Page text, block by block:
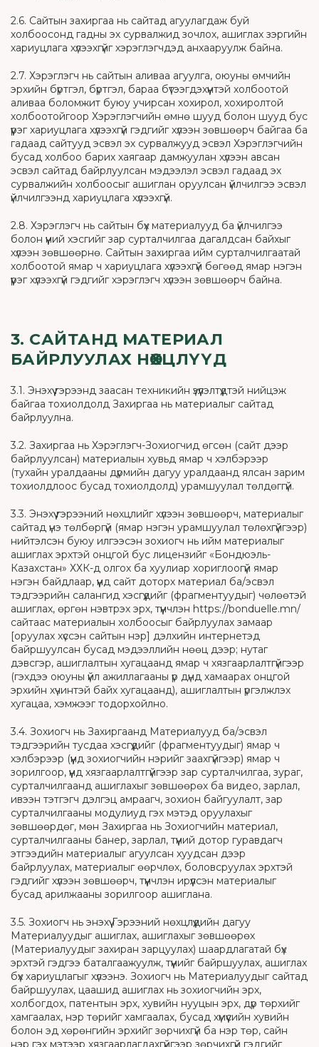
2.6. Сайтын захиргаа нь сайтад агуулагдаж буй
холбоосонд гадны эх сурвалжид зочлох, ашиглах зэргийн
хариуцлага хүлээхгүйг хэрэглэгчдэд анхааруулж байна.
2.7. Хэрэглэгч нь сайтын аливаа агуулга, оюуны өмчийн
эрхийн бүртгэл, бүртгэл, бараа бүтээгдэхүүнтэй холбоотой
аливаа боломжит буюу учирсан хохирол, хохиролтой
холбоотойгоор Хэрэглэгчийн өмнө шууд болон шууд бус
үүрэг хариуцлага хүлээхгүй гэдгийг хүлээн зөвшөөрч байгаа ба
гадаад сайтууд эсвэл эх сурвалжууд эсвэл Хэрэглэгчийн
бусад холбоо барих хаягаар дамжуулан хүлээн авсан
эсвэл сайтад байрлуулсан мэдээлэл эсвэл гадаад эх
сурвалжийн холбоосыг ашиглан оруулсан үйлчилгээ эсвэл
үйлчилгээнд хариуцлага хүлээхгүй.
2.8. Хэрэглэгч нь сайтын бүх материалууд ба үйлчилгээ
болон үүний хэсгийг зар сурталчилгаа дагалдсан байхыг
хүлээн зөвшөөрнө. Сайтын захиргаа ийм сурталчилгаатай
холбоотой ямар ч хариуцлага хүлээхгүй бөгөөд ямар нэгэн
үүрэг хүлээхгүй гэдгийг хэрэглэгч хүлээн зөвшөөрч байна.
3. САЙТАНД МАТЕРИАЛ
БАЙРЛУУЛАХ НӨХЦЛҮҮД
3.1. Энэхүү гэрээнд заасан техникийн үзүүлэлтүүдтэй нийцэж
байгаа тохиолдолд Захиргаа нь материалыг сайтад
байрлуулна.
3.2. Захиргаа нь Хэрэглэгч-Зохиогчид өгсөн (сайт дээр
байрлуулсан) материалын хувьд ямар ч хэлбэрээр
(тухайн уралдааны дүрмийн дагуу уралдаанд ялсан зарим
тохиолдлоос бусад тохиолдолд) урамшуулал төлдөггүй.
3.3. Энэхүү гэрээний нөхцлийг хүлээн зөвшөөрч, материалыг
сайтад үнэ төлбөргүй (ямар нэгэн урамшуулал төлөхгүйгээр)
нийтэлсэн буюу илгээсэн зохиогч нь ийм материалыг
ашиглах эрхтэй онцгой бус лицензийг «Бондюэль-
Казахстан» ХХК-д олгох ба хуулиар хориглоогүй ямар
нэгэн байдлаар, үүнд сайт доторх материал ба/эсвэл
тэдгээрийн салангид хэсгүүдийг (фрагментуудыг) чөлөөтэй
ашиглах, өргөн нэвтрэх эрх, түүнчлэн https://bonduelle.mn/
сайтаас материалын холбоосыг байрлуулах замаар
[оруулах хүссэн сайтын нэр] дэлхийн интернетэд
байршуулсан бусад мэдээллийн нөөц дээр; нутаг
дэвсгэр, ашиглалтын хугацаанд ямар ч хязгаарлалтгүйгээр
(гэхдээ оюуны үйл ажиллагааны үр дүнд хамаарах онцгой
эрхийн хүчинтэй байх хугацаанд), ашиглалтын үргэлжлэх
хугацаа, хэмжээг тодорхойлно.
3.4. Зохиогч нь Захиргаанд Материалууд ба/эсвэл
тэдгээрийн тусдаа хэсгүүдийг (фрагментуудыг) ямар ч
хэлбэрээр (үүнд зохиогчийн нэрийг заахгүйгээр) ямар ч
зорилгоор, үүнд хязгаарлалтгүйгээр зар сурталчилгаа, зураг,
сурталчилгаанд ашиглахыг зөвшөөрөх ба видео, зарлал,
ивээн тэтгэгч дэлгэц амраагч, зохион байгуулалт, зар
сурталчилгааны модулиуд гэх мэтэд оруулахыг
зөвшөөрдөг, мөн Захиргаа нь Зохиогчийн материал,
сурталчилгааны банер, зарлал, түүний дотор гуравдагч
этгээдийн материалыг агуулсан хуудсан дээр
байрлуулах, материалыг өөрчлөх, боловсруулах эрхтэй
гэдгийг хүлээн зөвшөөрч, түүнчлэн ирүүлсэн материалыг
бусад арилжааны зорилгоор ашиглана.
3.5. Зохиогч нь энэхүү Гэрээний нөхцлүүдийн дагуу
Материалуудыг ашиглах, ашиглахыг зөвшөөрөх
(Материалуудыг захиран зарцуулах) шаардлагатай бүх
эрхтэй гэдгээ баталгаажуулж, түүнийг байршуулах, ашиглах
бүх хариуцлагыг хүлээнэ. Зохиогч нь Материалуудыг сайтад
байршуулах, цаашид ашиглах нь зохиогчийн эрх,
холбогдох, патентын эрх, хувийн нууцын эрх, дүр төрхийг
хамгаалах, нэр төрийг хамгаалах, бусад хүмүүсийн хувийн
болон эд хөрөнгийн эрхийг зөрчихгүй ба нэр төр, сайн
нэр гэх мэтээр хязгаарлагдахгүйгээр зөрчихгүй гэдгийг